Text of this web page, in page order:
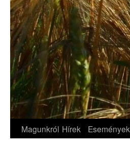
Magunkról Hírek Események